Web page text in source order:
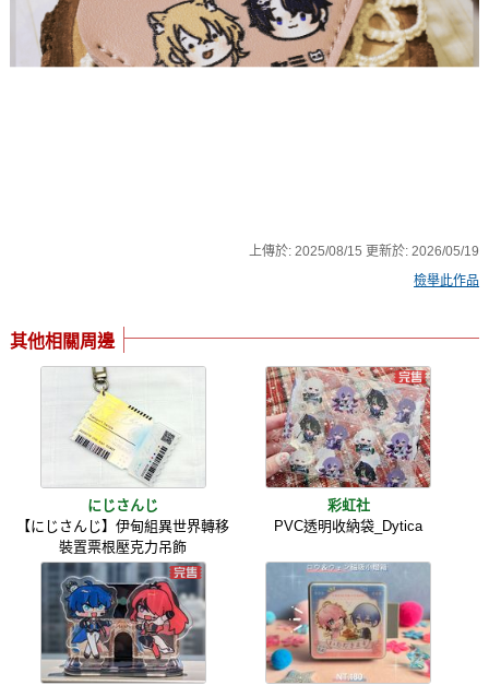
上傳於:2025/08/15 更新於:2026/05/19
檢舉此作品
其他相關周邊
にじさんじ
【にじさんじ】伊甸組異世界轉移
裝置票根壓克力吊飾
彩虹社
PVC透明收納袋_Dytica